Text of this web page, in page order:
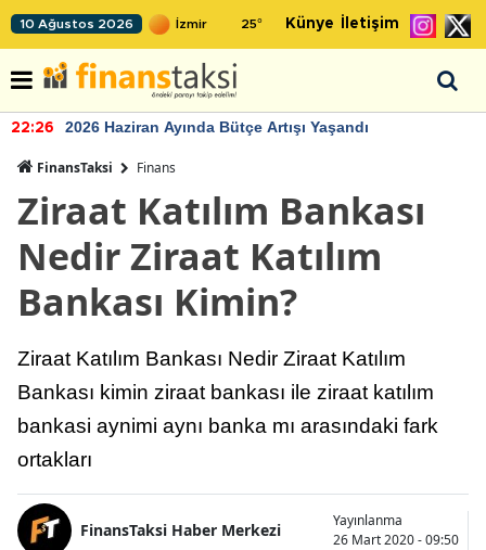
10 Ağustos 2026 25° Künye İletişim
22:26 2026 Haziran Ayında Bütçe Artışı Yaşandı
FinansTaksi Finans
Ziraat Katılım Bankası
Nedir Ziraat Katılım
Bankası Kimin?
Ziraat Katılım Bankası Nedir Ziraat Katılım
Bankası kimin ziraat bankası ile ziraat katılım
bankasi aynimi aynı banka mı arasındaki fark
ortakları
FinansTaksi Haber Merkezi
Yayınlanma
26 Mart 2020 - 09:50